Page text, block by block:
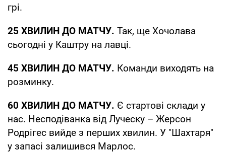
грі.
25 ХВИЛИН ДО МАТЧУ. Так, ще Хочолава
сьогодні у Каштру на лавці.
45 ХВИЛИН ДО МАТЧУ. Команди виходять на
розминку.
60 ХВИЛИН ДО МАТЧУ. Є стартові склади у
нас. Несподіванка від Луческу – Жерсон
Родрігес вийде з перших хвилин. У "Шахтаря"
у запасі залишився Марлос.